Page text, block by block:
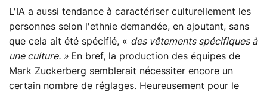
L'IA a aussi tendance à caractériser culturellement les
personnes selon l'ethnie demandée, en ajoutant, sans
que cela ait été spécifié, « des vêtements spécifiques à
une culture. » En bref, la production des équipes de
Mark Zuckerberg semblerait nécessiter encore un
certain nombre de réglages. Heureusement pour le